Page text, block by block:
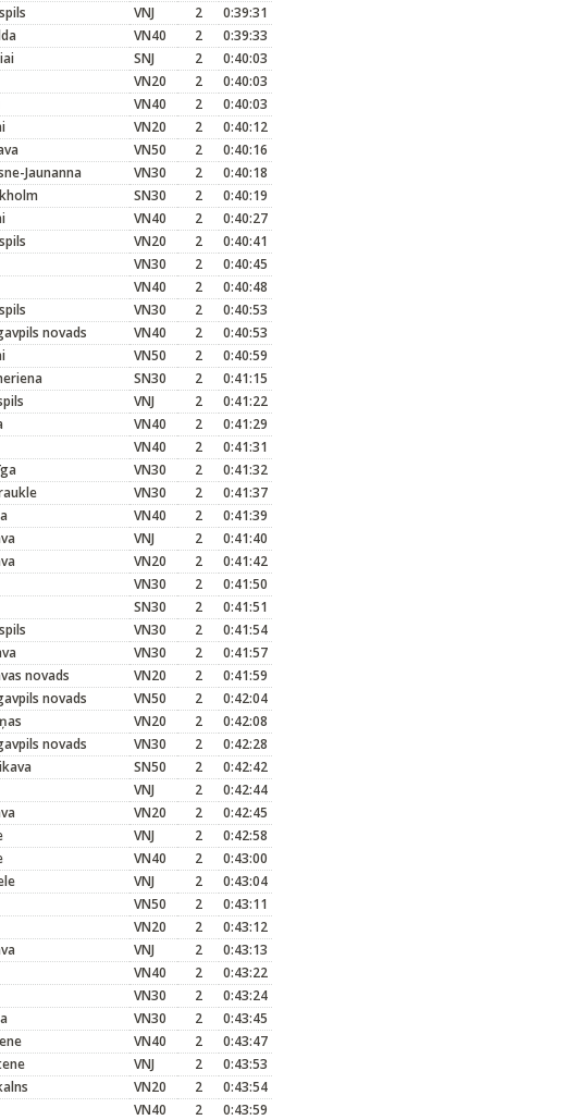
VNJ 2
0:39:31
VN40 2
0:39:33
SNJ 2
0:40:03
VN20 2
0:40:03
VN40 2
0:40:03
VN20 2
0:40:12
VN50 2
0:40:16
Jaunanna VN30 2
0:40:18
SN30 2
0:40:19
VN40 2
0:40:27
VN20 2
0:40:41
VN30 2
0:40:45
VN40 2
0:40:48
VN30 2
0:40:53
novads VN40 2
0:40:53
VN50 2
0:40:59
SN30 2
0:41:15
VNJ 2
0:41:22
VN40 2
0:41:29
VN40 2
0:41:31
VN30 2
0:41:32
VN30 2
0:41:37
VN40 2
0:41:39
VNJ 2
0:41:40
VN20 2
0:41:42
VN30 2
0:41:50
SN30 2
0:41:51
VN30 2
0:41:54
VN30 2
0:41:57
novads VN20 2
0:41:59
novads VN50 2
0:42:04
VN20 2
0:42:08
novads VN30 2
0:42:28
SN50 2
0:42:42
VNJ 2
0:42:44
VN20 2
0:42:45
VNJ 2
0:42:58
VN40 2
0:43:00
VNJ 2
0:43:04
VN50 2
0:43:11
VN20 2
0:43:12
VNJ 2
0:43:13
VN40 2
0:43:22
VN30 2
0:43:24
VN30 2
0:43:45
VN40 2
0:43:47
VNJ 2
0:43:53
VN20 2
0:43:54
VN40 2
0:43:59